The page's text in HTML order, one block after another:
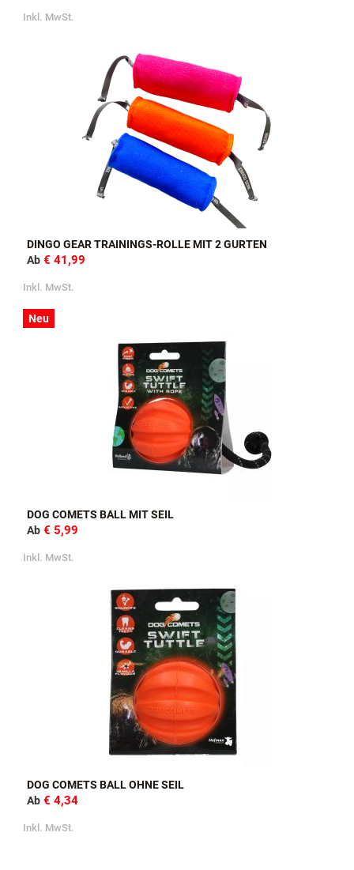
Inkl. MwSt.
DINGO GEAR TRAININGS-ROLLE MIT 2 GURTEN
Ab € 41,99
Inkl. MwSt.
Neu
DOG COMETS BALL MIT SEIL
Ab € 5,99
Inkl. MwSt.
DOG COMETS BALL OHNE SEIL
Ab € 4,34
Inkl. MwSt.